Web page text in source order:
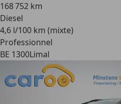
168 752 km
Diesel
4,6 l/100 km (mixte)
Professionnel
BE 1300Limal